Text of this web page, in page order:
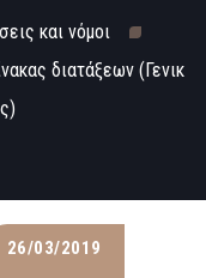
και νόμοι
διατάξεων (Γενικ
26/03/2019